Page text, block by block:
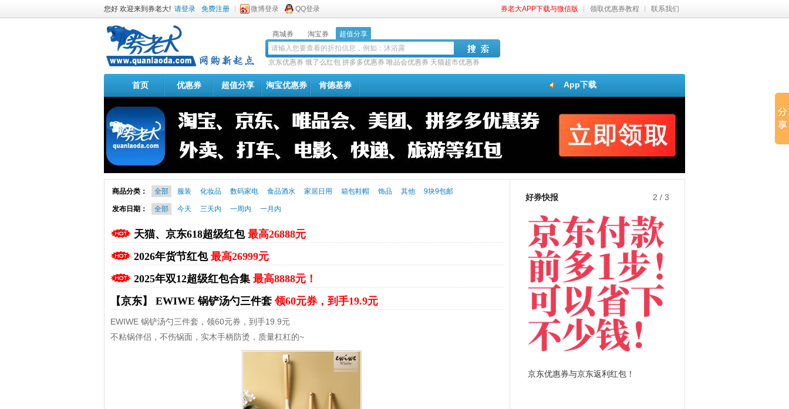
您好 欢迎来到券老大! 请登录 免费注册 微博登录 QQ登录 券老大APP下载与微信版 领取优惠券教程 联系我们
商城券 淘宝券 超值分享
京东优惠券 饿了么红包 拼多多优惠券 唯品会优惠券 天猫超市优惠券
App下载
首页 优惠券 超值分享 淘宝优惠券 肯德基券
商品分类： 全部 服装 化妆品 数码家电 食品酒水 家居日用 箱包鞋帽 饰品 其他 9块9包邮
发布日期： 全部 今天 三天内 一周内 一月内
天猫、京东618超级红包 最高26888元
2026年货节红包 最高26999元
2025年双12超级红包合集 最高8888元！
【京东】 EWIWE 锅铲汤勺三件套领60元券，到手19.9元
EWIWE 锅铲汤勺三件套，领60元券，到手19.9元
不粘锅伴侣，不伤锅面，实木手柄防烫，质量杠杠的~
好券快报 3 / 3
淘宝优惠券+淘宝返利 京东优惠券与京东返利红包！